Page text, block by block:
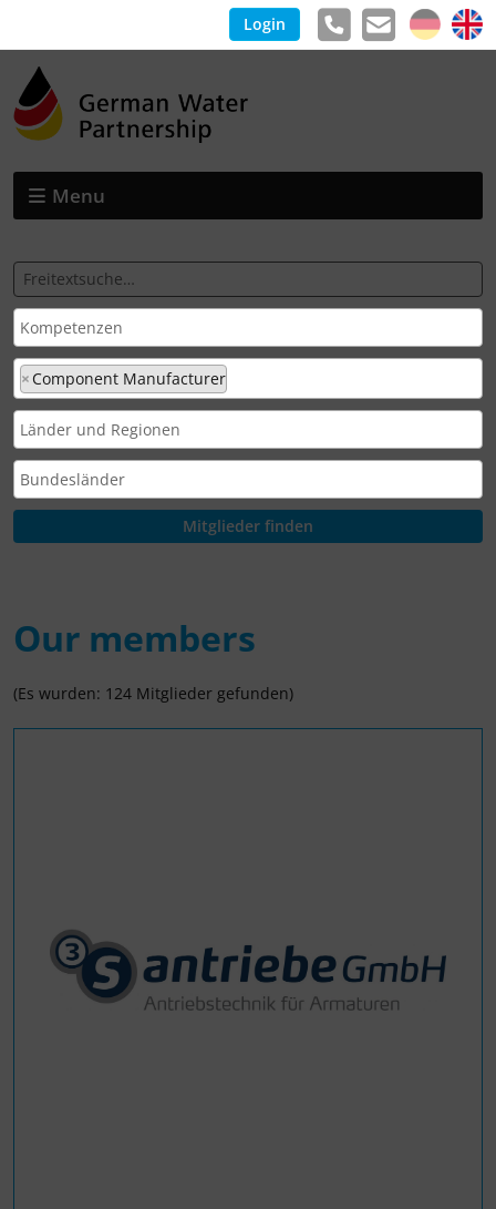
Login
Menu
× Component Manufacturer
Our members
(Es wurden: 124 Mitglieder gefunden)